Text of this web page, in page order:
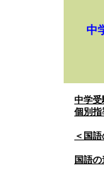
中
中学
個別
＜国
国語